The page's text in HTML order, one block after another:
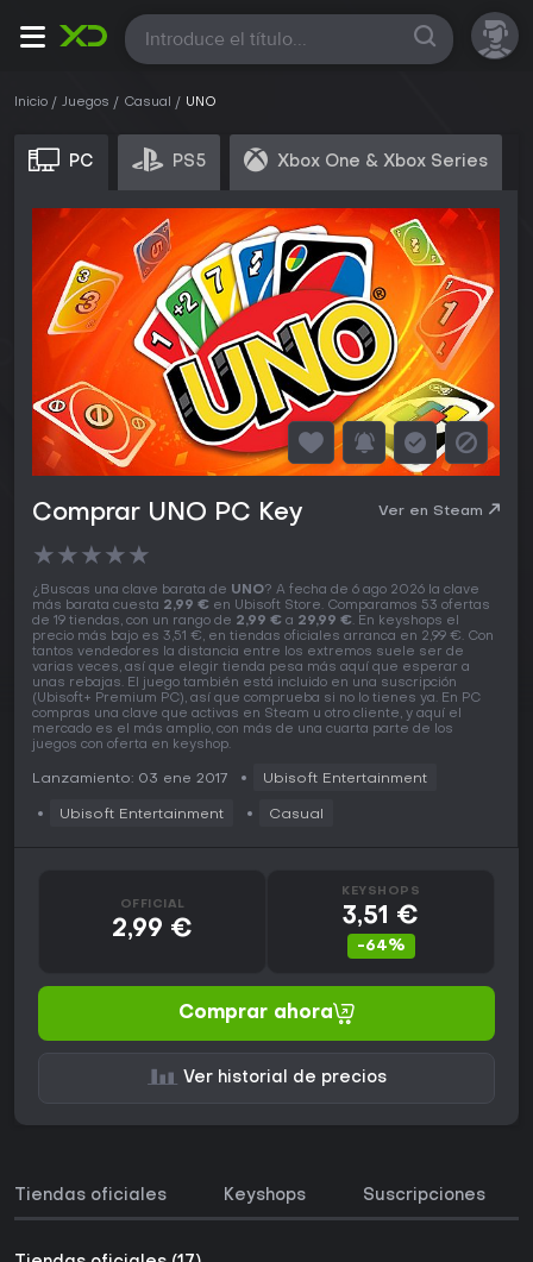
Todas
Inicio Juegos Casual UNO
PC PS5 Xbox One & Xbox Series
Comprar UNO PC Key Ver en Steam
★★★★★
¿Buscas una clave barata de UNO? A fecha de 6 ago 2026 la clave
más barata cuesta 2,99 € en Ubisoft Store. Comparamos 53 ofertas
de 19 tiendas, con un rango de 2,99 € a 29,99 €. En keyshops el
precio más bajo es 3,51 €, en tiendas oficiales arranca en 2,99 €. Con
tantos vendedores la distancia entre los extremos suele ser de
varias veces, así que elegir tienda pesa más aquí que esperar a
unas rebajas. El juego también está incluido en una suscripción
(Ubisoft+ Premium PC), así que comprueba si no lo tienes ya. En PC
compras una clave que activas en Steam u otro cliente, y aquí el
mercado es el más amplio, con más de una cuarta parte de los
juegos con oferta en keyshop.
Lanzamiento: 03 ene 2017 Ubisoft Entertainment
Ubisoft Entertainment Casual
OFFICIAL
2,99 €
KEYSHOPS
3,51 €
-64%
Comprar ahora
Ver historial de precios
Tiendas oficiales Keyshops Suscripciones